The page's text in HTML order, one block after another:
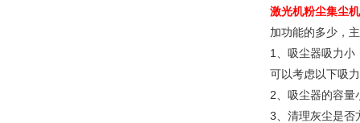
激光机粉尘集尘机
加功能的多少，
1、吸尘器吸力小
可以考虑以下吸
2、吸尘器的容量
3、清理灰尘是否